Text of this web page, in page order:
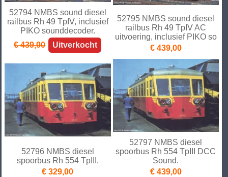
52794 NMBS sound diesel
railbus Rh 49 TpIV, inclusief
PIKO sounddecoder.
€ 439,00
Uitverkocht
52795 NMBS sound diesel
railbus Rh 49 TpIV AC
uitvoering, inclusief PIKO so
€ 439,00
52796 NMBS diesel
spoorbus Rh 554 TpIII.
€ 329,00
52797 NMBS diesel
spoorbus Rh 554 TpIII DCC
Sound.
€ 439,00